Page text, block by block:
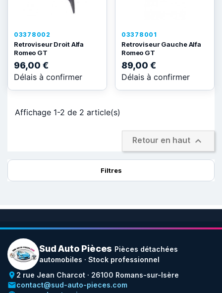
03378002
Retroviseur Droit Alfa
Romeo GT
96,00 €
Délais à confirmer
03378001
Retroviseur Gauche Alfa
Romeo GT
89,00 €
Délais à confirmer
Affichage 1-2 de 2 article(s)
Retour en haut 
Filtres
Sud Auto Pièces Pièces détachées
automobiles · Stock professionnel
place 2 rue Jean Charcot · 26100 Romans-sur-Isère
emailcontact@sud-auto-pieces.com